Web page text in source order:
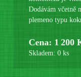
Dodávám včetně
plemeno typu
Cena: 1 200
Skladem: 0 ks